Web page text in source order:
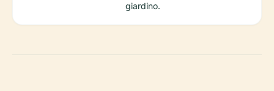
giardino.